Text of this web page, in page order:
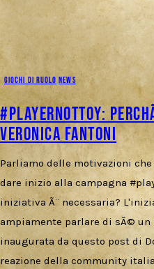
GIOCHI DI RUOLO NEWS
#playernottoy:
Veronica Fantoni
Parliamo delle motivazioni
dare inizio alla campagna
iniziativa Ã¨ necessaria?
ampiamente parlare di sÃ© un
inaugurata da questo post di
reazione della community